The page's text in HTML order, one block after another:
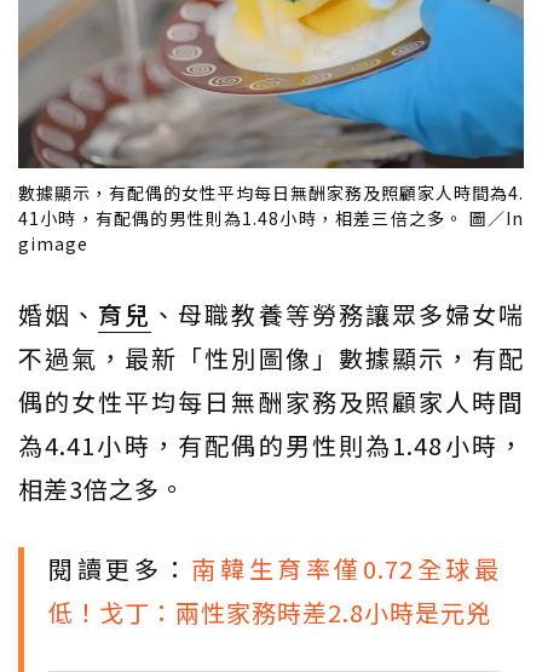
數據顯示，有配偶的女性平均每日無酬家務及照顧家人時間為4.
41小時，有配偶的男性則為1.48小時，相差三倍之多。 圖／In
gimage
婚姻、 育兒 、母職教養等勞務讓眾多婦女喘
不過氣，最新「性別圖像」數據顯示，有配
偶的女性平均每日無酬家務及照顧家人時間
為4.41小時，有配偶的男性則為1.48小時，
相差3倍之多。
閱讀更多： 南韓生育率僅0.72全球最
低！戈丁：兩性家務時差2.8小時是元兇